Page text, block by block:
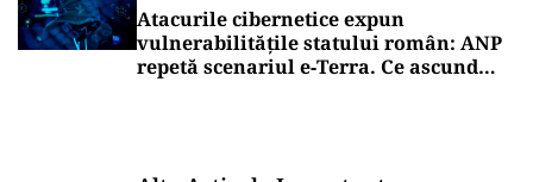
Atacurile cibernetice expun
vulnerabilitățile statului român: ANP
repetă scenariul e‑Terra. Ce ascund